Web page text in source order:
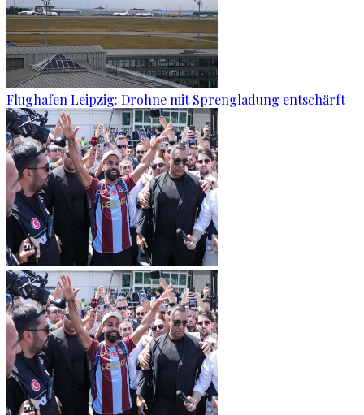
Flughafen Leipzig: Drohne mit Sprengladung entschärft